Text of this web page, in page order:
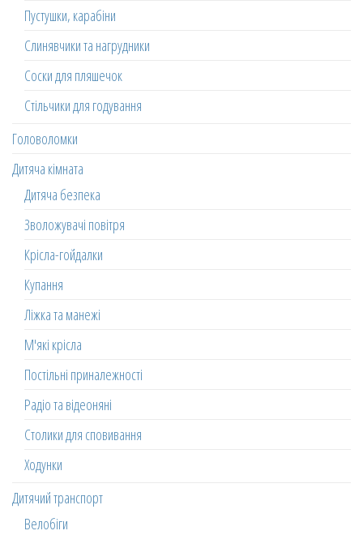
Пустушки, карабіни
Слинявчики та нагрудники
Соски для пляшечок
Стільчики для годування
Головоломки
Дитяча кімната
Дитяча безпека
Зволожувачі повітря
Крісла-гойдалки
Купання
Ліжка та манежі
М'які крісла
Постільні приналежності
Радіо та відеоняні
Столики для сповивання
Ходунки
Дитячий транспорт
Велобіги